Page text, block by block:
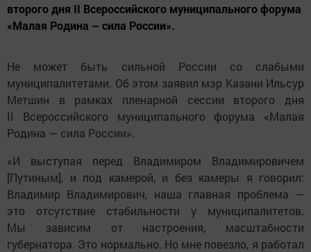
второго дня II Всероссийского муниципального форума
«Малая Родина – сила России».
Не может быть сильной России со слабыми
муниципалитетами. Об этом заявил мэр Казани Ильсур
Метшин в рамках пленарной сессии второго дня
II Всероссийского муниципального форума «Малая
Родина — сила России».
«И выступая перед Владимиром Владимировичем
[Путиным], и под камерой, и без камеры я говорил:
Владимир Владимирович, наша главная проблема —
это отсутствие стабильности у муниципалитетов.
Мы зависим от настроения, масштабности
губернатора. Это нормально. Но мне повезло, я работал